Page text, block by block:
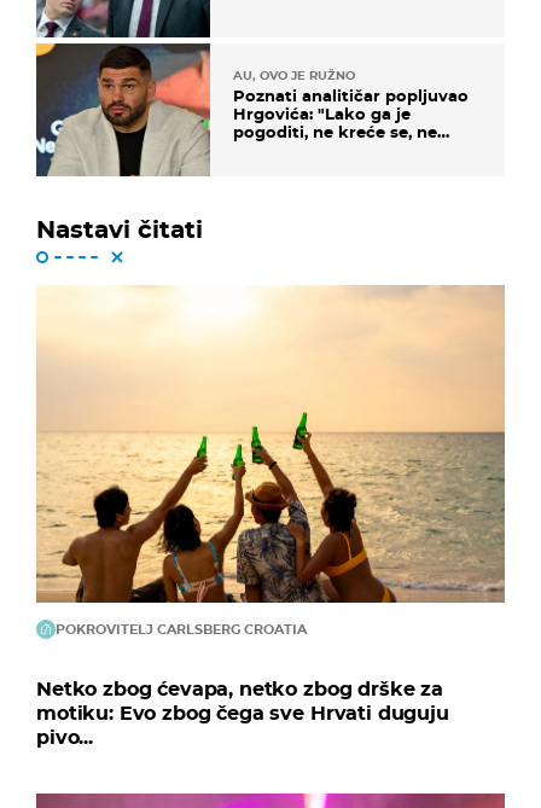
AU, OVO JE RUŽNO
Poznati analitičar popljuvao
Hrgovića: "Lako ga je
pogoditi, ne kreće se, ne
Nastavi čitati
POKROVITELJ CARLSBERG CROATIA
Netko zbog ćevapa, netko zbog drške za
motiku: Evo zbog čega sve Hrvati duguju
pivo...